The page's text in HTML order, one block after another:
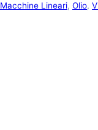
Macchine Lineari, Olio,